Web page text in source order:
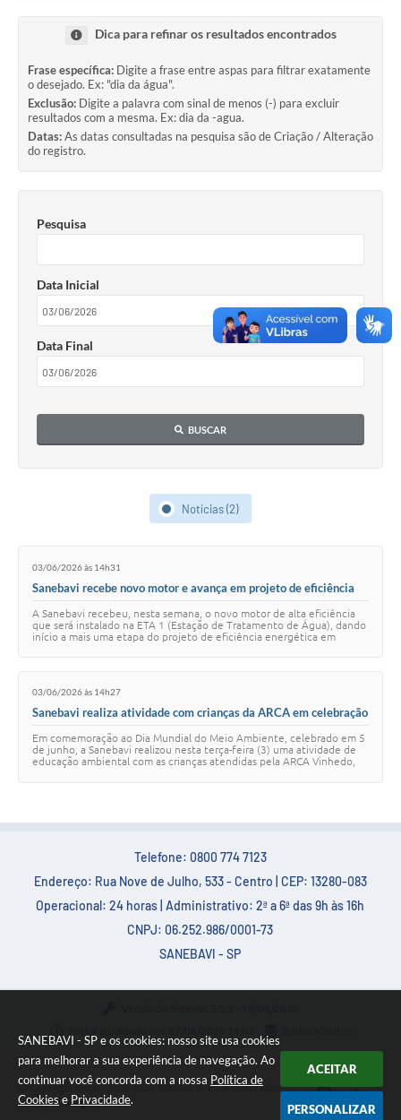
SANEBAVI - SP e os cookies: nosso site usa cookies
para melhorar a sua experiência de navegação. Ao
continuar você concorda com a nossa Política de
Cookies e Privacidade.
ACEITAR
PERSONALIZAR
ESGOTO
ACESSOS EXTERNOS
CONTATOS
Legislação
Dica para refinar os resultados encontrados
Frase específica: Digite a frase entre aspas para filtrar exatamente
o desejado. Ex: "dia da água".
Exclusão: Digite a palavra com sinal de menos (-) para excluir
resultados com a mesma. Ex: dia da -agua.
Datas:As datas consultadas na pesquisa são de Criação / Alteração
do registro.
Pesquisa
Data Inicial
Data Final
BUSCAR
Notícias (2)
03/06/2026 às 14h31
Sanebavi recebe novo motor e avança em projeto de eficiência
A Sanebavi recebeu, nesta semana, o novo motor de alta eficiência
que será instalado na ETA 1 (Estação de Tratamento de Água), dando
início a mais uma etapa do projeto de eficiência energética em
03/06/2026 às 14h27
Sanebavi realiza atividade com crianças da ARCA em celebração
Em comemoração ao Dia Mundial do Meio Ambiente, celebrado em 5
de junho, a Sanebavi realizou nesta terça-feira (3) uma atividade de
educação ambiental com as crianças atendidas pela ARCA Vinhedo,
Telefone: 0800 774 7123
Endereço: Rua Nove de Julho, 533 - Centro | CEP: 13280-083
Operacional: 24 horas | Administrativo: 2ª a 6ª das 9h às 16h
CNPJ: 06.252.986/0001-73
SANEBAVI - SP
Copyright Instar - 2006-2026. Todos os direitos reservados -
Instar Tecnologia